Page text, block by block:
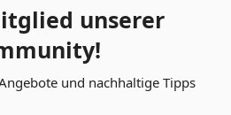
unserer
und nachhaltige Tipps